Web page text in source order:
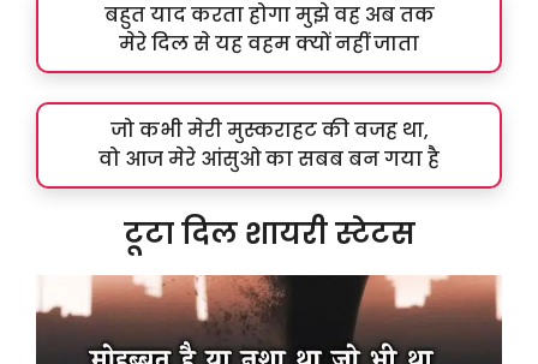
बहुत याद करता होगा मुझे वह अब तक
मेरे दिल से यह वहम क्यों नहीं जाता
जो कभी मेरी मुस्कराहट की वजह था,
वो आज मेरे आंसुओ का सबब बन गया है
टूटा दिल शायरी स्टेटस